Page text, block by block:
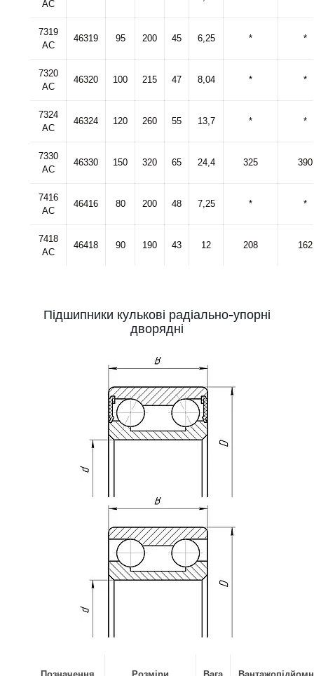
AC
7319
AC
46319 95 200 45 6,25 * *
7320
AC
46320 100 215 47 8,04 * *
7324
AC
46324 120 260 55 13,7 * *
7330
AC
46330 150 320 65 24,4 325 390
7416
AC
46416 80 200 48 7,25 * *
7418
AC
46418 90 190 43 12 208 162
Підшипники кулькові радіально-упорні
дворядні